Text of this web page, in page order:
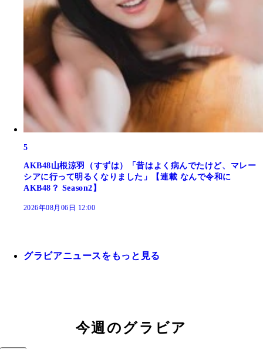
5
AKB48山根涼羽（すずは）「昔はよく病んでたけど、マレー
シアに行って明るくなりました」【連載 なんで令和に
AKB48？ Season2】
2026年08月06日 12:00
グラビアニュースをもっと見る
今週のグラビア